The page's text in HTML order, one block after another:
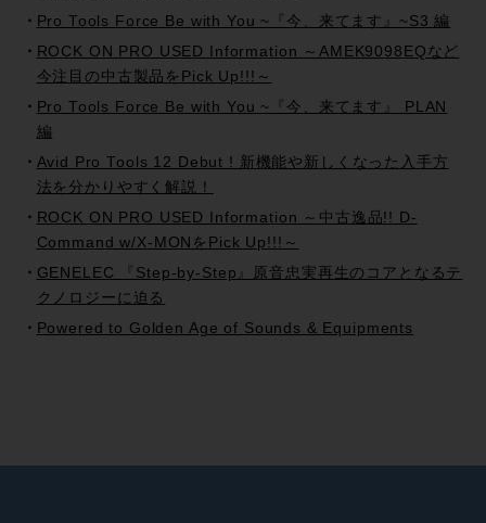
Pro Tools Force Be with You ~『今、来てます』~S3 編
ROCK ON PRO USED Information ～AMEK9098EQなど
今注目の中古製品をPick Up!!!～
Pro Tools Force Be with You ~『今、来てます』 PLAN
編
Avid Pro Tools 12 Debut ! 新機能や新しくなった入手方
法を分かりやすく解説！
ROCK ON PRO USED Information ～中古逸品!! D-
Command w/X-MONをPick Up!!!～
GENELEC 『Step-by-Step』原音忠実再生のコアとなるテ
クノロジーに迫る
Powered to Golden Age of Sounds & Equipments